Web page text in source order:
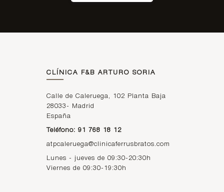
CLÍNICA F&B ARTURO SORIA
Calle de Caleruega, 102 Planta Baja
28033-
Madrid
España
Teléfono: 91 768 18 12
atpcaleruega@clinicaferrusbratos.com
Lunes - jueves de 09:30-20:30h
Viernes de 09:30-19:30h